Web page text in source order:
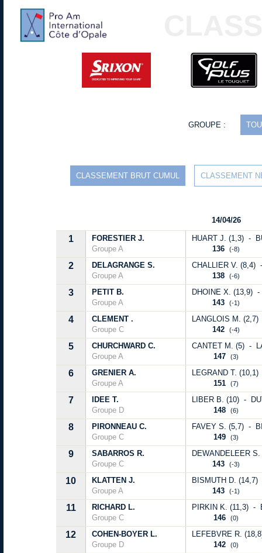
GROUPE :
CLASSEMENT BRUT CUMUL CLASSEMENT
14/04/26
1
FORESTIER J.
Groupe A
HUART J. (1,3) -
136
(-8)
2
DELAGRANGE S.
Groupe A
CHALLIER V. (8,4)
138
(-6)
3
PETIT B.
Groupe A
DHOINE X. (13,9)
143
(-1)
4
CLEMENT .
Groupe C
LANGLOIS M.
142
(-4)
5
CHURCHWARD C.
Groupe A
CANTET M. (5) -
147
(3)
6
GRENIER A.
Groupe A
LEGRAND T.
151
(7)
7
IDEE T.
Groupe D
LIBER B. (10) -
148
(6)
8
PIRONNEAU C.
Groupe C
FAVEY S. (5,7) -
149
(3)
9
SABARROS R.
Groupe C
DEWANDELEER
143
(-3)
10
KLATTEN J.
Groupe A
BISMUTH D.
143
(-1)
11
RICHARD L.
Groupe C
PIRKIN K. (11,3) -
146
(0)
12
COHEN-BOYER L.
Groupe D
LEFEBVRE R.
142
(0)